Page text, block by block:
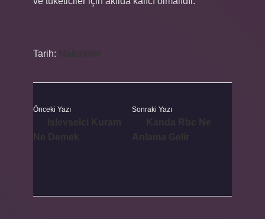
Tarih:
Önceki Yazı Sonraki Yazı